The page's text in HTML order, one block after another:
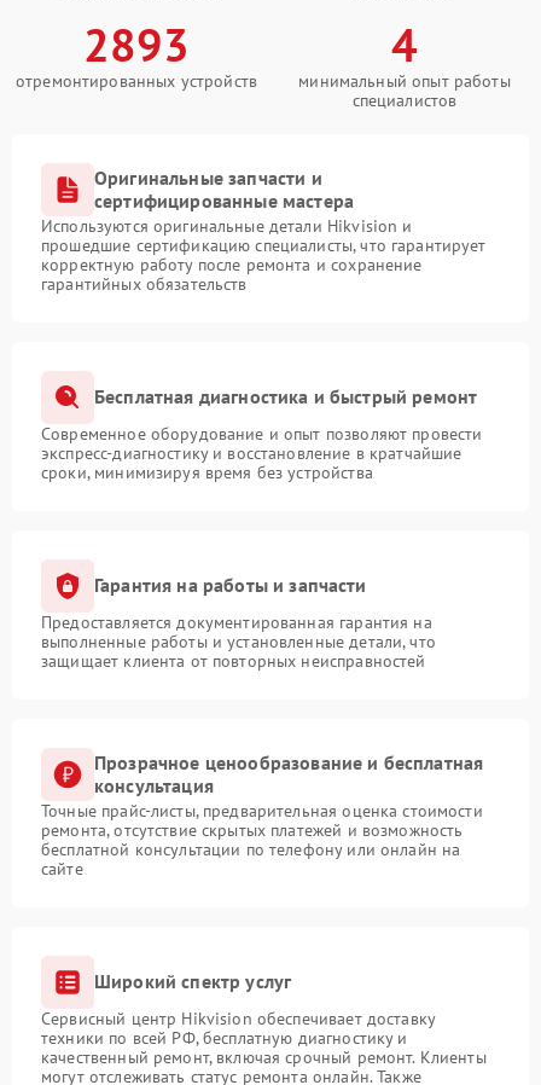
2893
отремонтированных устройств
4
минимальный опыт работы
специалистов
Оригинальные запчасти и
сертифицированные мастера
Используются оригинальные детали Hikvision и
прошедшие сертификацию специалисты, что гарантирует
корректную работу после ремонта и сохранение
гарантийных обязательств
Бесплатная диагностика и быстрый ремонт
Современное оборудование и опыт позволяют провести
экспресс-диагностику и восстановление в кратчайшие
сроки, минимизируя время без устройства
Гарантия на работы и запчасти
Предоставляется документированная гарантия на
выполненные работы и установленные детали, что
защищает клиента от повторных неисправностей
Прозрачное ценообразование и бесплатная
консультация
Точные прайс-листы, предварительная оценка стоимости
ремонта, отсутствие скрытых платежей и возможность
бесплатной консультации по телефону или онлайн на
сайте
Широкий спектр услуг
Сервисный центр Hikvision обеспечивает доставку
техники по всей РФ, бесплатную диагностику и
качественный ремонт, включая срочный ремонт. Клиенты
могут отслеживать статус ремонта онлайн. Также